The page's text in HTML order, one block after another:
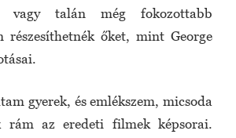
vagy talán még fokozottabb
részesíthetnék őket, mint George
gyerek, és emlékszem, micsoda
rám az eredeti filmek képsorai.